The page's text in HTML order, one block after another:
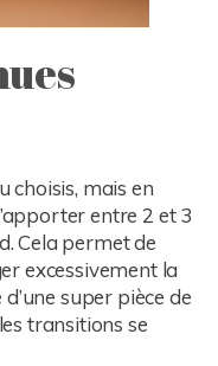
choisis, mais en
entre 2 et 3
Cela permet de
excessivement la
super pièce de
transitions se